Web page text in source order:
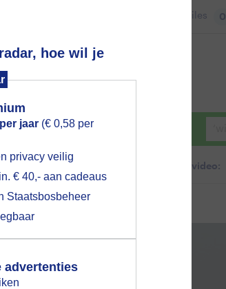
hoe wil je
jaar (€ 0,58 per
privacy veilig
€ 40,- aan cadeaus
Staatsbosbeheer
advertenties
Files 0
Weerzine
Zoeken in foto & video:
gebruiken voor
weer?
akkoord op hebt
er zo een pop-up uit
deze toestemming
wordt.